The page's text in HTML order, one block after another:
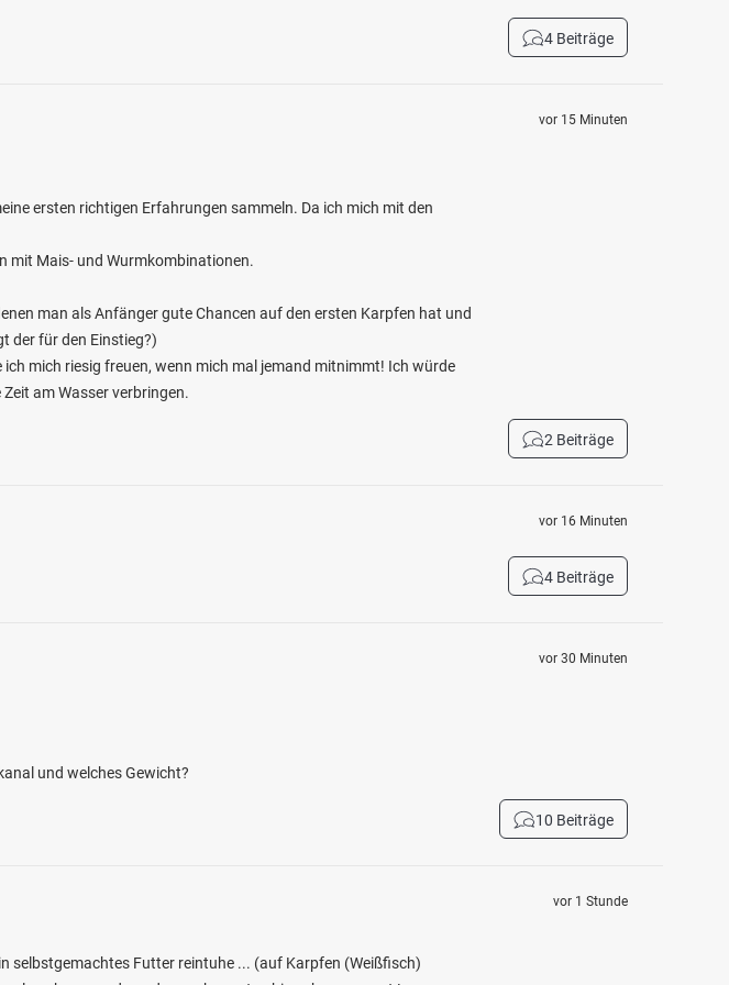
4 Beiträge
ersten richtigen Erfahrungen sammeln. Da ich mich mit den
mit Mais- und Wurmkombinationen.
man als Anfänger gute Chancen auf den ersten Karpfen hat und
der für den Einstieg?)
mich riesig freuen, wenn mich mal jemand mitnimmt! Ich würde
am Wasser verbringen.
vor 15 Minuten
2 Beiträge
vor 16 Minuten
4 Beiträge
und welches Gewicht?
vor 30 Minuten
10 Beiträge
selbstgemachtes Futter reintuhe ... (auf Karpfen (Weißfisch)
vor 1 Stunde